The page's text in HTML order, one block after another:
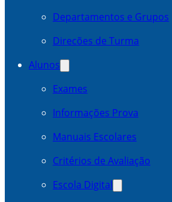
Departamentos e Grupos
Direcões de Turma
Alunos
Exames
Informações Prova
Manuais Escolares
Critérios de Avaliação
Escola Digital